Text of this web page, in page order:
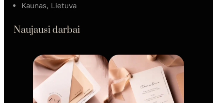
Kaunas, Lietuva
Naujausi darbai